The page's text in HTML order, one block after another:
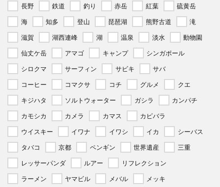
長野
鉄道 釣り 赤岳 紅葉
硫黄岳
海
知多 登山 琵琶湖 熊野古道
滝
滋賀
湖西連峰 湖 温泉 淡水
動物園
仙丈ケ岳
アマゴ キャンプ
シンガポール
シロクマ
サーフィン サビキ
サバ
コーヒー
コマクサ コチ グルメ
クエ
キジハタ
ソルトウォーター ガシラ
カンパチ
カモシカ
カメラ カマス
カピバラ
ウイスキー
イワナ イワシ イカ
シーバス
タバコ
京都 ペンギン 世界遺産
三重
レッサーパンダ
ルアー
リフレクション
ラーメン
ヤマビル メバル メッキ